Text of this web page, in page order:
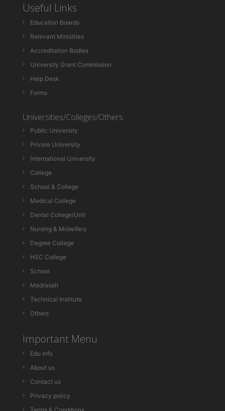
Useful Links
Education Boards
Relevant Ministries
Accreditation Bodies
University Grant Commission
Help Desk
Forms
Universities/Colleges/Others
Public University
Private University
International University
College
School & College
Medical College
Dental College/Unit
Nursing & Midwifery
Degree College
HSC College
School
Madrasah
Technical Institute
Others
Important Menu
Edu Info
About us
Contact us
Privacy policy